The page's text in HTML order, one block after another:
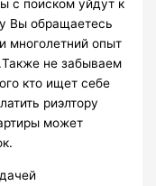
с поиском уйдут к
Вы обращаетесь
многолетний опыт
не забываем
кто ищет себе
риэлтору
может